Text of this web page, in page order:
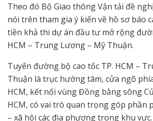
Theo đó Bộ Giao thông Vận tải đề
nói trên tham gia ý kiến về hồ sơ báo
tiền khả thi dự án đầu tư mở rộng
HCM – Trung Lương – Mỹ Thuận.
Tuyến đường bộ cao tốc TP. HCM –
Thuận là trục hướng tâm, cửa ngõ
HCM, kết nối vùng Đồng bằng sông
HCM, có vai trò quan trọng góp phần
– xã hội các địa phương trong khu vực.